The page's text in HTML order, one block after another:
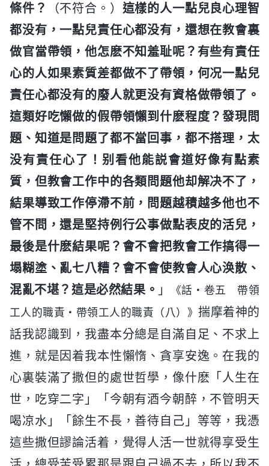
條件？
（不符合。） 這樣的人一點兒良心理智
都没有，一點兒責任心都没有，還想在教會裏
做官當帶領，他怎麽不知羞耻呢？有些有責任
心的人如果素質差都做不了帶領，何况一點兒
責任心都没有的廢人就更没有資格做帶領了。
這類好吃懶做的假帶領懶到什麽程度？發現問
題、知道是問題了都不當回事，都不搭理，太
没有責任心了！别看他能説會道好像有點素
質，但教會工作中的各類問題他却解决不了，
結果導致工作停滯不前，問題越積越多他也不
管不問，還是堅持例行公事做點表皮的活兒，
最後是什麽結果呢？會不會把教會工作搞得一
塌糊塗、亂七八糟？會不會使教會人心涣散、
混亂不堪？這是必然結果。 」
《話・卷五 帶領
工人的職責・帶領工人的職責（八）》揣摩着神的
話我認識到，我盡本分總是自滿自足、不求上
進，就是因着我本性懶惰、貪享安逸。在我的
心裏裝滿了撒但的處世哲學，像什麽「人生在
世，吃穿二字」「今朝有酒今朝醉，不管明天
喝凉水」「餘生不長，善待自己」等等，我憑
這些撒但謬論活着，覺得人活一世就得享受生